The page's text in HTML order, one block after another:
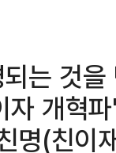
는 것
자 개혁
명(친이